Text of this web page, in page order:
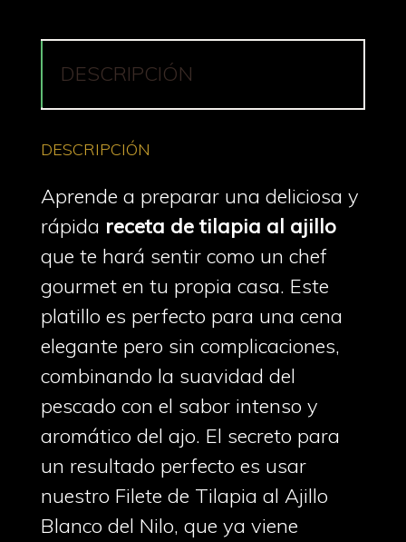
DESCRIPCIÓN
DESCRIPCIÓN
Aprende a preparar una deliciosa y
rápida receta de tilapia al ajillo
que te hará sentir como un chef
gourmet en tu propia casa. Este
platillo es perfecto para una cena
elegante pero sin complicaciones,
combinando la suavidad del
pescado con el sabor intenso y
aromático del ajo. El secreto para
un resultado perfecto es usar
nuestro Filete de Tilapia al Ajillo
Blanco del Nilo, que ya viene